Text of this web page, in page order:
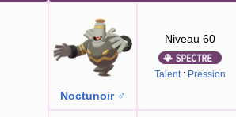
Noctunoir ♂
Niveau 60
Talent : Pression